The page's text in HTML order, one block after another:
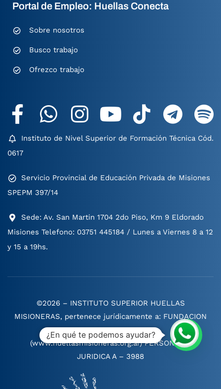
Portal de Empleo: Huellas Conecta
Sobre nosotros
Busco trabajo
Ofrezco trabajo
Instituto de Nivel Superior de Formación Técnica Cód.
0617
Servicio Provincial de Educación Privada de Misiones
SPEPM 397/14
Sede: Av. San Martin 1704 2do Piso, Km 9 Eldorado
Misiones Telefono: 03751 445184 / Lunes a Viernes 8 a 12
y 15 a 19hs.
©2026 – INSTITUTO SUPERIOR HUELLAS
MISIONERAS, pertenece jurídicamente a: FUNDACION
HUELLAS MISIONERAS.
(www.huellasmisioneras.org.ar) PERSONERIA
JURIDICA A – 3988
¿En qué te podemos ayudar?